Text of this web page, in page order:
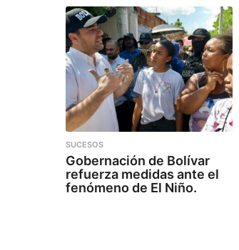
SUCESOS
Gobernación de Bolívar
refuerza medidas ante el
fenómeno de El Niño.